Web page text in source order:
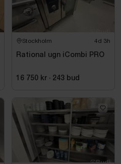
Stockholm 4d 3h
Rational ugn iCombi PRO
16 750 kr · 243 bud